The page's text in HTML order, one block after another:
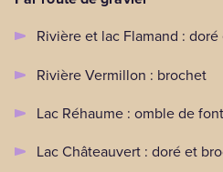
Rivière et lac Flamand :
Rivière Vermillon : brochet
Lac Réhaume : omble de
Lac Châteauvert : doré et